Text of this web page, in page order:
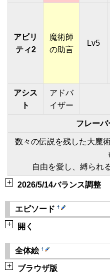
アビリ
ティ2
魔術師
の助言
Lv5
アシス
ト
アドバ
イザー
フレーバ
数々の伝説を残した大魔
自由を愛し、縛られ
+
2026/5/14バランス調整
エピソード †
+ 開く
全体絵 †
+
ブラウザ版